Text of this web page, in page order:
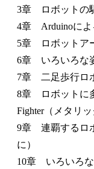
3章 ロボットの
4章 Arduinoによ
5章 ロボットア
6章 いろいろな
7章 二足歩行ロ
8章 ロボットに
Fighter（メタリ
9章 連覇するロ
に）
10章 いろいろな